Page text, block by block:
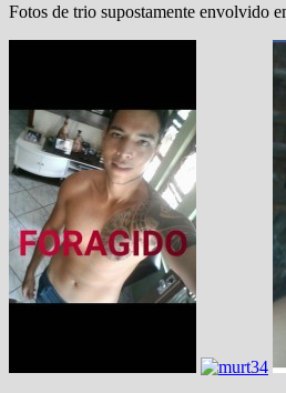
Fotos de trio supostamente envolvido